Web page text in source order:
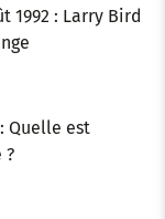
1992 : Larry Bird
: Quelle est
?